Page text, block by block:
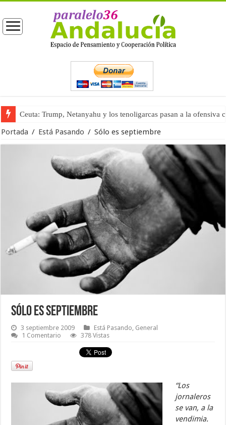
Ceuta: Trump, Netanyahu y los tenoligarcas pasan a la ofensiva
La masificación turística (tercera parte)
Portada / Está Pasando / Sólo es septiembre
Sólo es septiembre
3 septiembre 2009 Está Pasando, General
1 Comentario
378 Vistas
“Los
jornaleros
se van, a la
vendimia.